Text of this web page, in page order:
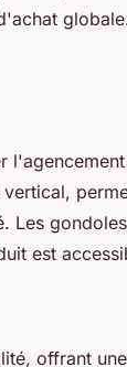
Les
est
offrant